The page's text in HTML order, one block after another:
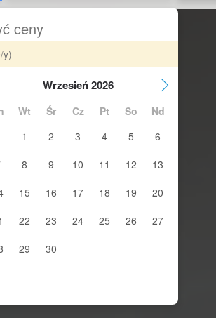
ceny
y)
Wrzesień 2026
Wt Śr Cz Pt So
Nd
1
2 3 4 5
6
8 9 10 11 12
13
15 16 17 18 19
20
22 23 24 25 26
27
29 30